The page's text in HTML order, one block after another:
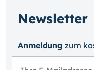
Newsletter
Anmeldung zum